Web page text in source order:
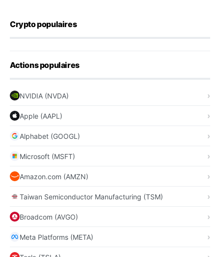
Crypto populaires
Actions populaires
NVIDIA (NVDA)
Apple (AAPL)
Alphabet (GOOGL)
Microsoft (MSFT)
Amazon.com (AMZN)
Taiwan Semiconductor Manufacturing (TSM)
Broadcom (AVGO)
Meta Platforms (META)